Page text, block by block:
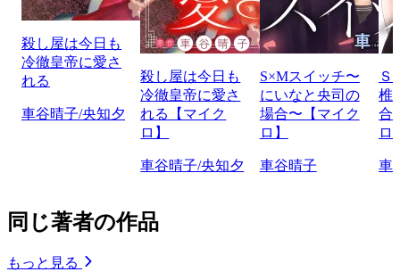
殺し屋は今日も
冷徹皇帝に愛さ
れる
車谷晴子/央知夕
殺し屋は今日も
冷徹皇帝に愛さ
れる【マイク
ロ】
車谷晴子/央知夕
S×Mスイッチ〜
にいなと央司の
場合〜【マイク
ロ】
車谷晴子
Ｓ
椎
合
ロ
車
同じ著者の作品
もっと見る